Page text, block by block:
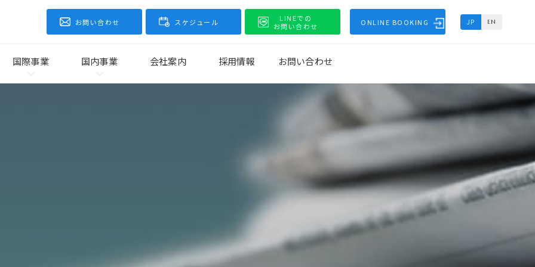
お問い合わせ スケジュール
LINEでの
お問い合わせ
ONLINE BOOKING JP EN
国際事業 国内事業 会社案内 採用情報 お問い合わせ